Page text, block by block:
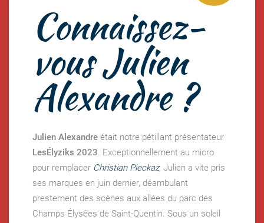
Connaissez-
vous Julien
Alexandre ?
Julien Alexandre était notre pétillant présentateur
LesÉlyziks 2023. Exceptionnellement au micro
pour remplacer Christian Pieckaz, Julien a vite pris
ses marques en juin dernier, déambulant
prestement des scènes aux allées du parc des
Champs Élysées de Saint-Quentin. Sous un soleil